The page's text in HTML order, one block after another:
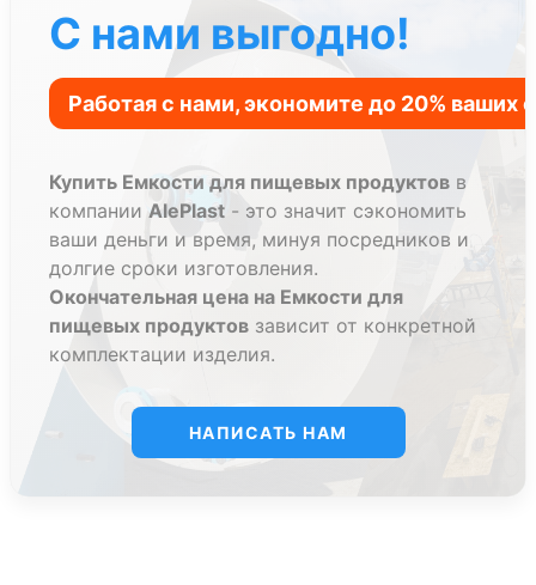
С нами выгодно!
Купить Емкости для пищевых продуктов в
компании AlePlast - это значит сэкономить
ваши деньги и время, минуя посредников и
долгие сроки изготовления.
Окончательная цена на Емкости для
пищевых продуктов зависит от конкретной
комплектации изделия.
НАПИСАТЬ НАМ